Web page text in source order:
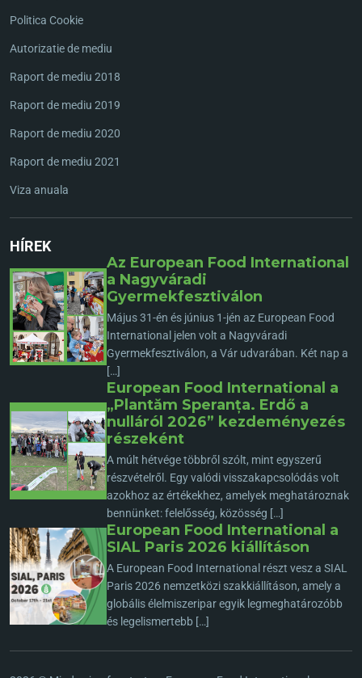
Politica Cookie
Autorizatie de mediu
Raport de mediu 2018
Raport de mediu 2019
Raport de mediu 2020
Raport de mediu 2021
Viza anuala
HÍREK
Az European Food International
a Nagyváradi
Gyermekfesztiválon
Május 31-én és június 1-jén az European Food
International jelen volt a Nagyváradi
Gyermekfesztiválon, a Vár udvarában. Két nap a
[…]
European Food International a
„Plantăm Speranța. Erdő a
nulláról 2026” kezdeményezés
részeként
A múlt hétvége többről szólt, mint egyszerű
részvételről. Egy valódi visszakapcsolódás volt
azokhoz az értékekhez, amelyek meghatároznak
bennünket: felelősség, közösség […]
European Food International a
SIAL Paris 2026 kiállításon
A European Food International részt vesz a SIAL
Paris 2026 nemzetközi szakkiállításon, amely a
globális élelmiszeripar egyik legmeghatározóbb
és legelismertebb […]